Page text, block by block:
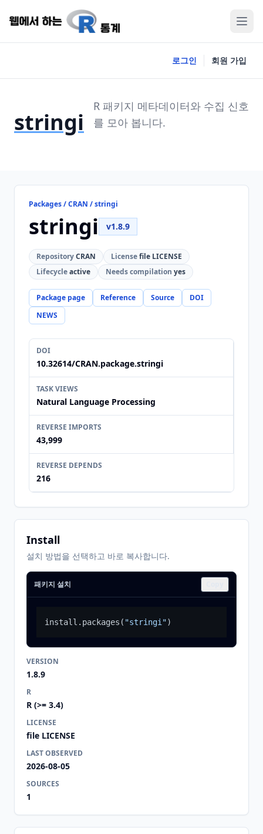
로그인 회원 가입
stringi
R 패키지 메타데이터와 수집 신호
를 모아 봅니다.
Packages / CRAN / stringi
stringi v1.8.9
RepositoryCRAN Licensefile LICENSE
Lifecycleactive Needs compilation yes
Package page Reference Source
DOI
NEWS
DOI
10.32614/CRAN.package.stringi
TASK VIEWS
Natural Language Processing
REVERSE IMPORTS
43,999
REVERSE DEPENDS
216
Install
설치 방법을 선택하고 바로 복사합니다.
패키지 설치
install.packages ( "stringi")
VERSION
1.8.9
R
R (>= 3.4)
LICENSE
file LICENSE
LAST OBSERVED
2026-08-05
SOURCES
1